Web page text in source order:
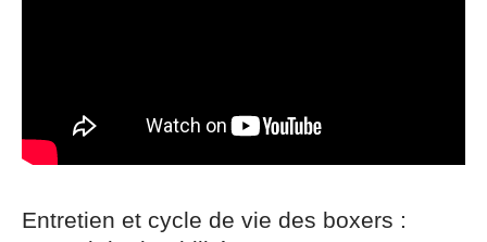
Entretien et cycle de vie des boxers :